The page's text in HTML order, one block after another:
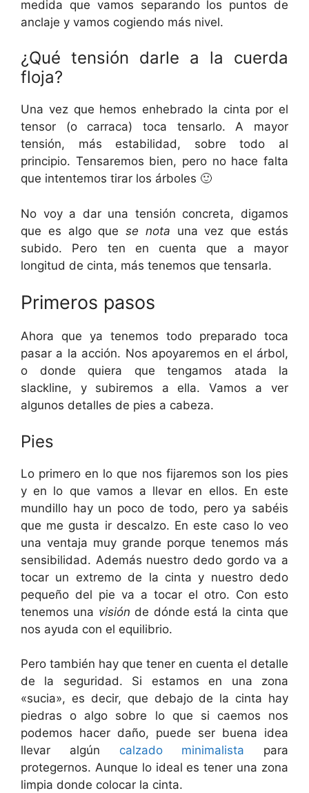
medida que vamos separando los puntos de
anclaje y vamos cogiendo más nivel.
¿Qué tensión darle a la cuerda
floja?
Una vez que hemos enhebrado la cinta por el
tensor (o carraca) toca tensarlo. A mayor
tensión, más estabilidad, sobre todo al
principio. Tensaremos bien, pero no hace falta
que intentemos tirar los árboles 🙂
No voy a dar una tensión concreta, digamos
que es algo quese nota una vez que estás
subido. Pero ten en cuenta que a mayor
longitud de cinta, más tenemos que tensarla.
Primeros pasos
Ahora que ya tenemos todo preparado toca
pasar a la acción. Nos apoyaremos en el árbol,
o donde quiera que tengamos atada la
slackline, y subiremos a ella. Vamos a ver
algunos detalles de pies a cabeza.
Pies
Lo primero en lo que nos fijaremos son los pies
y en lo que vamos a llevar en ellos. En este
mundillo hay un poco de todo, pero ya sabéis
que me gusta ir descalzo. En este caso lo veo
una ventaja muy grande porque tenemos más
sensibilidad. Además nuestro dedo gordo va a
tocar un extremo de la cinta y nuestro dedo
pequeño del pie va a tocar el otro. Con esto
tenemos una visión de dónde está la cinta que
nos ayuda con el equilibrio.
Pero también hay que tener en cuenta el detalle
de la seguridad. Si estamos en una zona
«sucia», es decir, que debajo de la cinta hay
piedras o algo sobre lo que si caemos nos
podemos hacer daño, puede ser buena idea
llevar algún calzado minimalista para
protegernos. Aunque lo ideal es tener una zona
limpia donde colocar la cinta.